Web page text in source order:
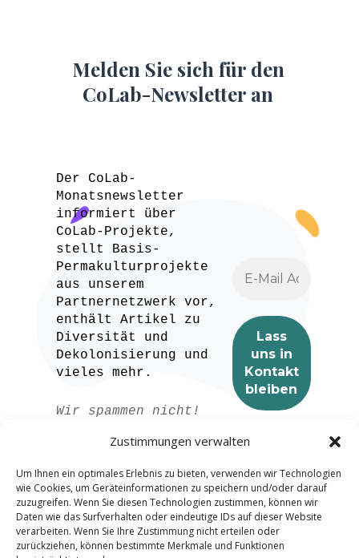
Zustimmungen verwalten
Um Ihnen ein optimales Erlebnis zu bieten, verwenden wir Technologien
wie Cookies, um Geräteinformationen zu speichern und/oder darauf
zuzugreifen. Wenn Sie diesen Technologien zustimmen, können wir
Daten wie das Surfverhalten oder eindeutige IDs auf dieser Website
verarbeiten. Wenn Sie Ihre Zustimmung nicht erteilen oder
zurückziehen, können bestimmte Merkmale und Funktionen
Melden Sie sich für den
CoLab-Newsletter an
Der CoLab-
Monatsnewsletter
informiert über
CoLab-Projekte,
stellt Basis-
Permakulturprojekte
aus unserem
Partnernetzwerk vor,
enthält Artikel zu
Diversität und
Dekolonisierung und
vieles mehr.
Wir spammen nicht!
Datenschutzerklärung
Informationen.